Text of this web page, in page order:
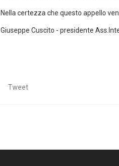
Nella certezza che questo appello
Giuseppe Cuscito - presidente
Tweet